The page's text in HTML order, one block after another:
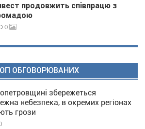
продовжить співпрацю з
0
ОБГОВОРЮВАНИХ
збережеться
небезпека, в окремих регіонах
грози